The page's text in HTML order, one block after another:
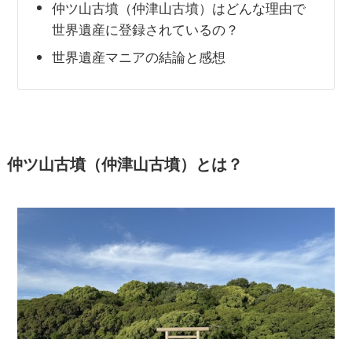
仲ツ山古墳（仲津山古墳）はどんな理由で
世界遺産に登録されているの？
世界遺産マニアの結論と感想
仲ツ山古墳（仲津山古墳）とは？